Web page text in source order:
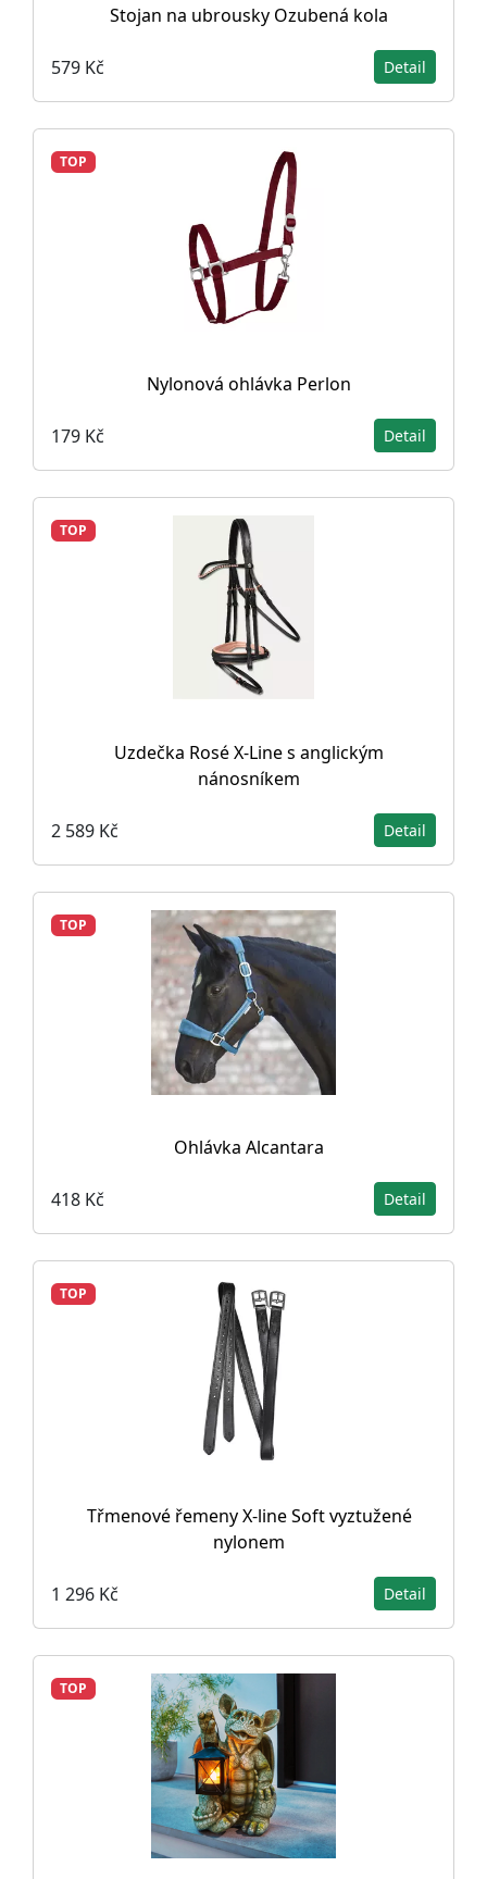
Stojan na ubrousky Ozubená kola
579 Kč Detail
TOP
Nylonová ohlávka Perlon
179 Kč Detail
TOP
Uzdečka Rosé X-Line s anglickým
nánosníkem
2 589 Kč Detail
TOP
Ohlávka Alcantara
418 Kč Detail
TOP
Třmenové řemeny X-line Soft vyztužené
nylonem
1 296 Kč Detail
TOP